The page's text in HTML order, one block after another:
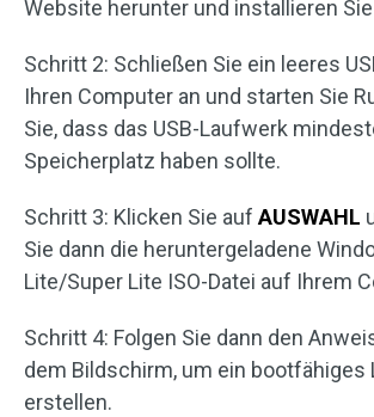
Website herunter und installieren
Schritt 2: Schließen Sie ein leeres
Ihren Computer an und starten Sie
Sie, dass das USB-Laufwerk
Speicherplatz haben sollte.
Schritt 3: Klicken Sie aufAUSWAHL
Sie dann die heruntergeladene
Lite/Super Lite ISO-Datei auf Ihrem
Schritt 4: Folgen Sie dann den
dem Bildschirm, um ein bootfähiges
erstellen.